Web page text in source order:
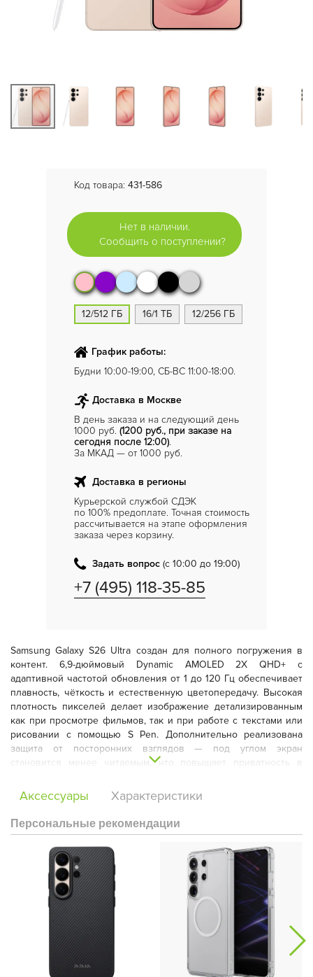
Код товара: 431-586
Нет в наличии.
Сообщить о поступлении?
12/512 ГБ 16/1 ТБ 12/256 ГБ
График работы:
Будни 10:00-19:00, СБ-ВС 11:00-18:00.
Доставка в Москве
В день заказа и на следующий день
1000 руб. (1200 руб., при заказе на
сегодня после 12:00).
За МКАД — от 1000 руб.
Доставка в регионы
Курьерской службой СДЭК
по 100% предоплате. Точная стоимость
рассчитывается на этапе оформления
заказа через корзину.
Задать вопрос (с 10:00 до 19:00)
+7 (495) 118-35-85
Samsung Galaxy S26 Ultra создан для полного погружения в
контент. 6,9-дюймовый Dynamic AMOLED 2X QHD+ с
адаптивной частотой обновления от 1 до 120 Гц обеспечивает
плавность, чёткость и естественную цветопередачу. Высокая
плотность пикселей делает изображение детализированным
как при просмотре фильмов, так и при работе с текстами или
рисовании с помощью S Pen. Дополнительно реализована
защита от посторонних взглядов — под углом экран
становится менее читаемым, что повышает приватность в
В основе устройства — Snapdragon 8 Elite Gen 5 for Galaxy
оптимизированный для интенсивной работы с AI. Улучшенный
Аксессуары Характеристики
Персональные рекомендации